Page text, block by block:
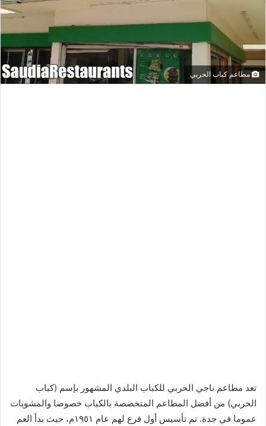
مطاعم كباب الحربي
تعد مطاعم ناجي الحربي للكباب البلدي المشهور بإسم (كباب
الحربي) من أفضل المطاعم المتخصصة بالكباب خصوصا والمشويات
عموما في جدة. تم تأسيس أول فرع لهم عام ١٩٥١م، حيث بدأ العم